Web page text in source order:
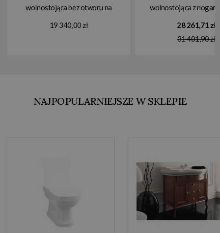
wolnostojąca bez otworu na
SLIPPER9
19 340,00 zł
wolnostojąca z nogami
28 261,71 zł
31 401,90 zł
NAJPOPULARNIEJSZE W SKLEPIE